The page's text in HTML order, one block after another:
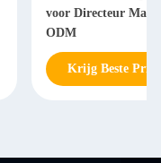
voor Directeur
ODM
Krijg Beste Prijs